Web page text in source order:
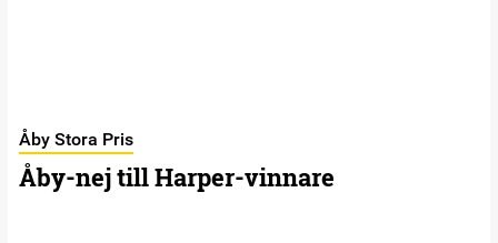
Åby Stora Pris
Åby-nej till Harper-vinnare